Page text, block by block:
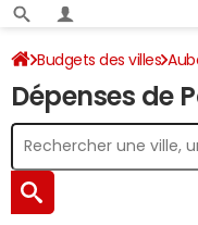
Budgets des villes
Dépenses de